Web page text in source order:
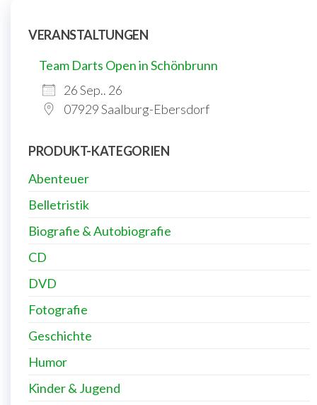
VERANSTALTUNGEN
Team Darts Open in Schönbrunn
26 Sep.. 26
07929 Saalburg-Ebersdorf
PRODUKT-KATEGORIEN
Abenteuer
Belletristik
Biografie & Autobiografie
CD
DVD
Fotografie
Geschichte
Humor
Kinder & Jugend